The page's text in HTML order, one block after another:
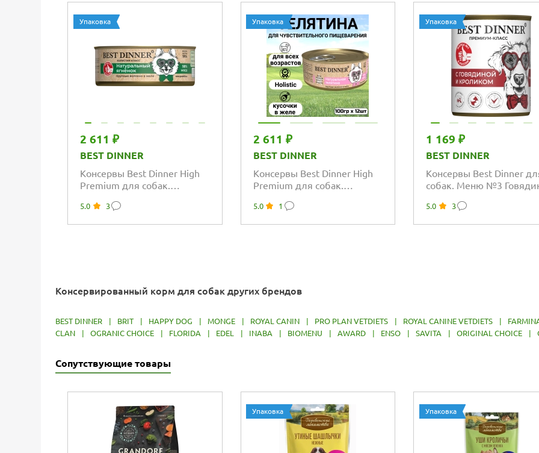
Упаковка
2 611 ₽
BEST DINNER
Консервы Best Dinner High
Premium для собак.
5.0 3
Упаковка
2 611 ₽
BEST DINNER
Консервы Best Dinner High
Premium для собак.
5.0 1
Упаковка
1 169 ₽
BEST DINNER
Консервы Best Dinner
собак. Меню №3
5.0 3
Консервированный корм для собак других брендов
BEST DINNER | BRIT | HAPPY DOG | MONGE | ROYAL CANIN | PRO PLAN VETDIETS | ROYAL CANINE VETDIETS |
CLAN
| OGRANIC CHOICE | FLORIDA | EDEL | INABA | BIOMENU | AWARD | ENSO | SAVITA | ORIGINAL CHOICE |
Сопутствующие товары
Упаковка Упаковка